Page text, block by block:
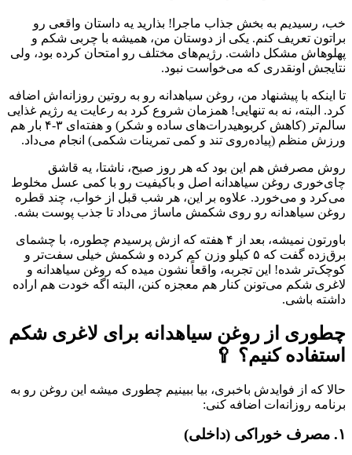
خب، رسیدیم به بخش جذاب ماجرا! بذارید یه داستان واقعی رو
براتون تعریف کنم. یکی از دوستان من، همیشه با چربی شکم و
پهلوهاش مشکل داشت. رژیم‌های مختلف رو امتحان کرده بود، ولی
نتایجش اونقدری که می‌خواست نبود.
تا اینکه با پیشنهاد من، روغن سیاهدانه رو به روتین روزانه‌اش اضافه
کرد. البته، نه به تنهایی! همزمان شروع کرد به رعایت یه رژیم غذایی
سالم‌تر (کاهش کربوهیدرات‌های ساده و شکر) و هفته‌ای ۳-۴ بار هم
ورزش منظم (پیاده‌روی تند و کمی تمرینات شکمی) انجام می‌داد.
روش مصرفش هم این بود که هر روز صبح، ناشتا، یه قاشق
چای‌خوری روغن سیاهدانه اصل و باکیفیت رو با کمی عسل مخلوط
می‌کرد و می‌خورد. علاوه بر این، هر شب قبل از خواب، چند قطره
روغن سیاهدانه رو روی شکمش ماساژ می‌داد تا جذب پوست بشه.
باورتون نمیشه، بعد از ۴ هفته که ازش پرسیدم چطوره، با چشمای
برق‌زده گفت که ۵ کیلو وزن کم کرده و شکمش خیلی سفت‌تر و
کوچک‌تر شده! این تجربه، واقعاً نشون میده که روغن سیاهدانه و
لاغری شکم می‌تونن کنار هم معجزه کنن، البته اگه خودت هم اراده
داشته باشی.
چطوری از روغن سیاهدانه برای لاغری شکم
استفاده کنیم؟ 🥄
حالا که از فوایدش باخبری، بیا ببینیم چطوری میشه این روغن رو به
برنامه روزانه‌ات اضافه کنی:
۱. مصرف خوراکی (داخلی)